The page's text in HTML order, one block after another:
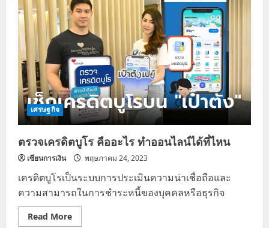
ไฟ
เดือน
นี้
แล้ว
อึ้ง
เตรียม
ลด
ค่า
ไฟฟ้า
งวด
เดือน
ก.ย.-
ธ.ค.
66
เศรษฐกิจ
ตรวจเครดิตบูโร คืออะไร ทำออนไลน์ได้ที่ไหน
เซียนการเงิน พฤษภาคม 24, 2023
เครดิตบูโรเป็นระบบการประเมินความน่าเชื่อถือและ
ความสามารถในการชำระหนี้ของบุคคลหรือธุรกิจ
Read MoreRead
more